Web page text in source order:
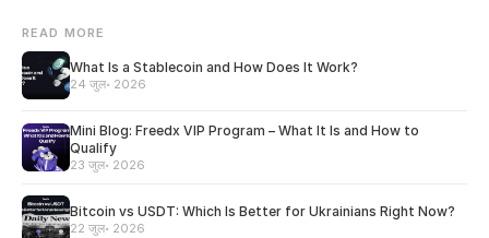
READ MORE
What Is a Stablecoin and How Does It Work?
24 जुल॰ 2026
Mini Blog: Freedx VIP Program – What It Is and How to
Qualify
23 जुल॰ 2026
Bitcoin vs USDT: Which Is Better for Ukrainians Right Now?
22 जुल॰ 2026